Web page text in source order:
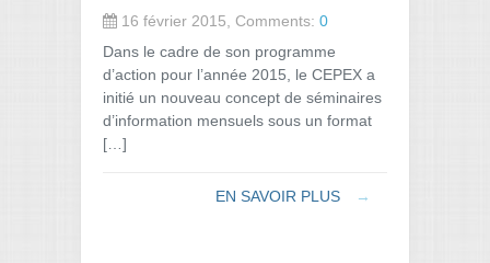
16 février 2015, Comments: 0
Dans le cadre de son programme
d’action pour l’année 2015, le CEPEX a
initié un nouveau concept de séminaires
d’information mensuels sous un format
[…]
EN SAVOIR PLUS →